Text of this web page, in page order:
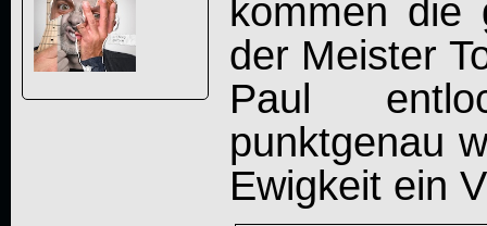
kommen die
der Meister
Paul
punktgenau
Ewigkeit ein